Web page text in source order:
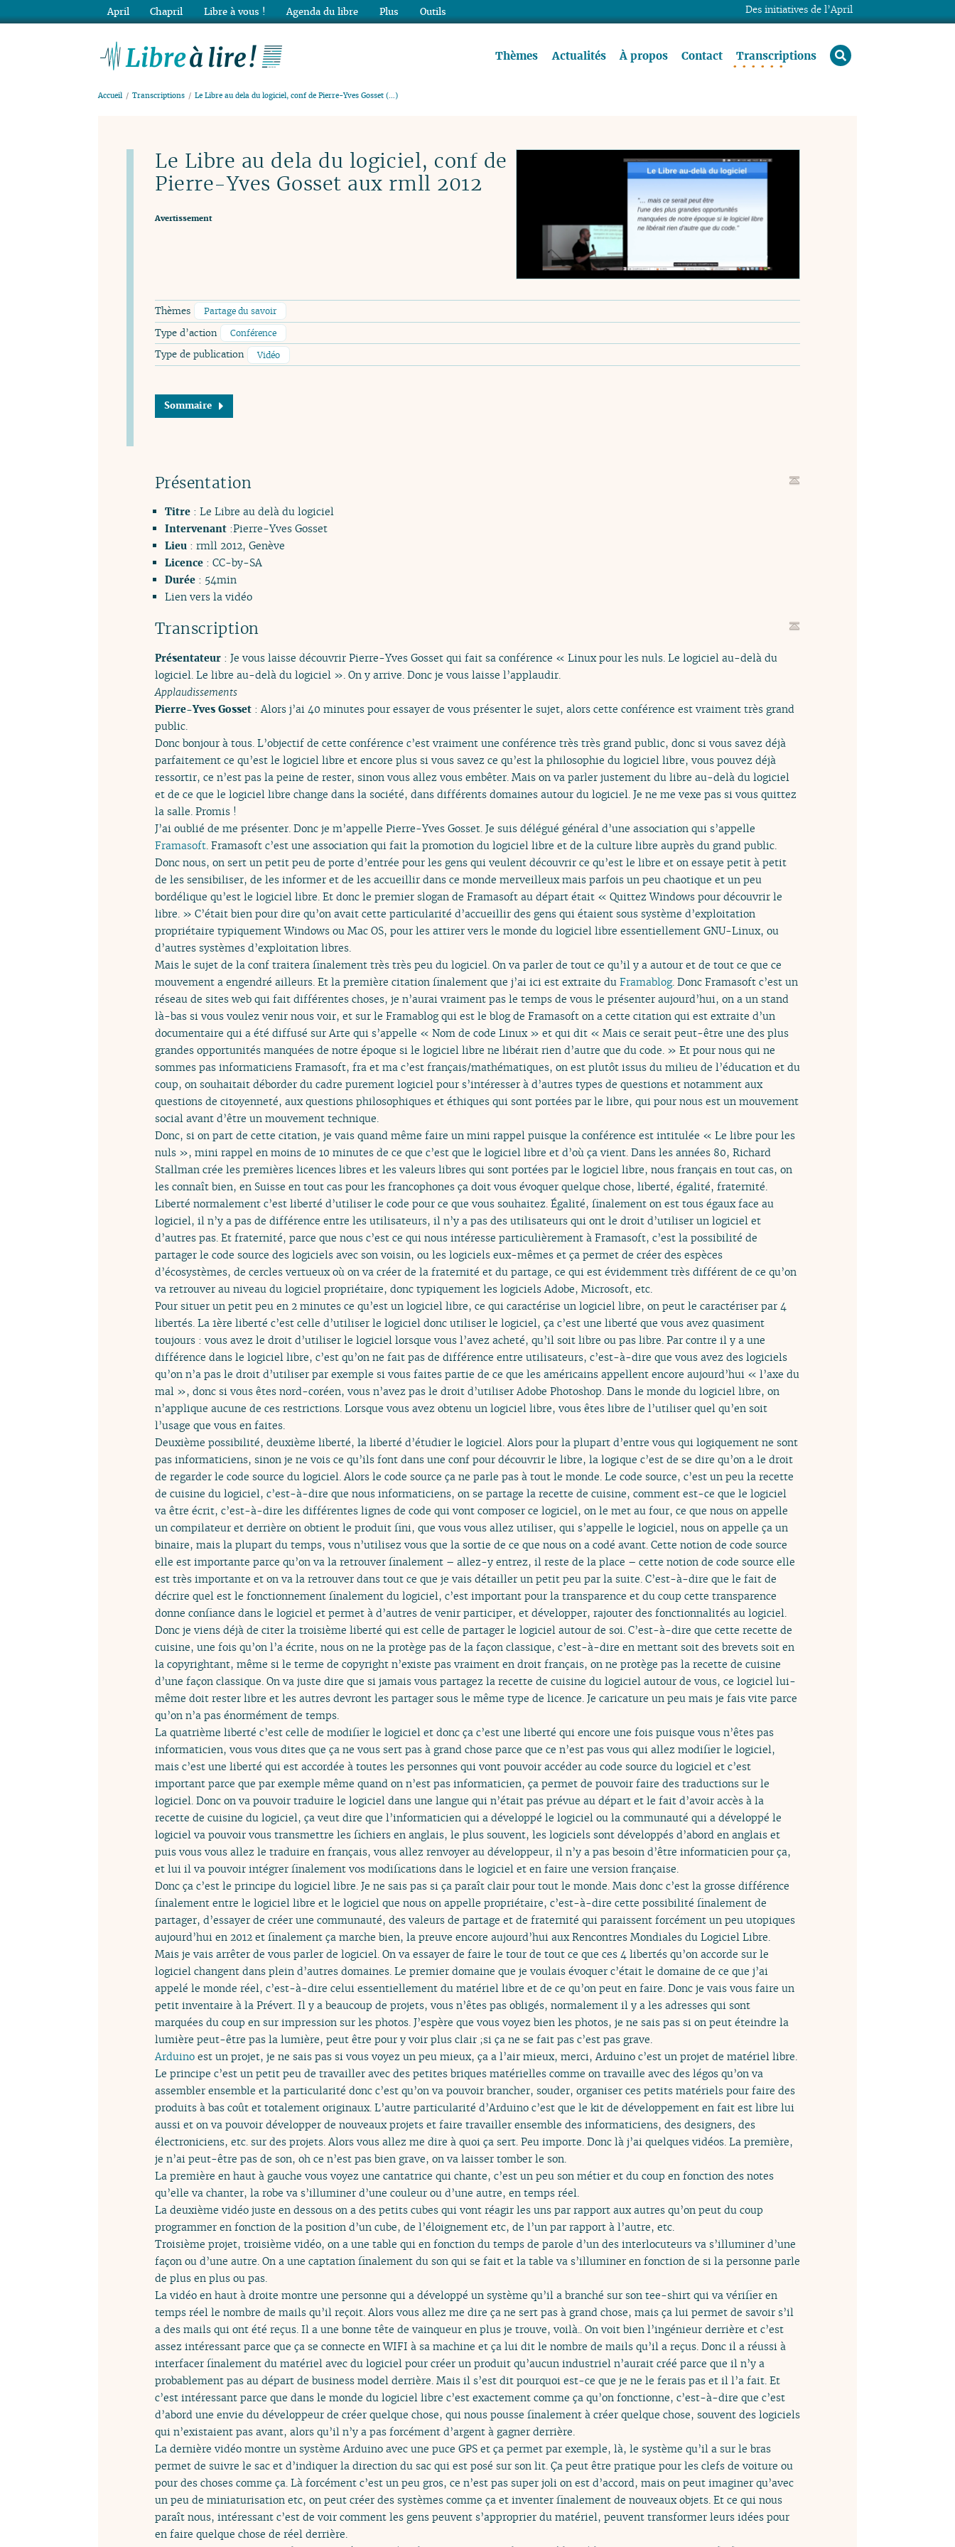
Thèmes Actualités À propos Contact Transcriptions rechercher
Accueil Transcriptions Le Libre au dela du logiciel, conf de Pierre-Yves Gosset (…)
Le Libre au dela du logiciel, conf de
Pierre-Yves Gosset aux rmll 2012
Avertissement
Thèmes Partage du savoir
Type d’action Conférence
Type de publication Vidéo
Sommaire
Présentation
Titre : Le Libre au delà du logiciel
Intervenant :Pierre-Yves Gosset
Lieu : rmll 2012, Genève
Licence : CC-by-SA
Durée : 54min
Lien vers la vidéo
Transcription
Présentateur : Je vous laisse découvrir Pierre-Yves Gosset qui fait sa conférence « Linux pour les nuls. Le logiciel au-delà du
logiciel. Le libre au-delà du logiciel ». On y arrive. Donc je vous laisse l’applaudir.
Applaudissements
Pierre-Yves Gosset : Alors j’ai 40 minutes pour essayer de vous présenter le sujet, alors cette conférence est vraiment très grand
public.
Donc bonjour à tous. L’objectif de cette conférence c’est vraiment une conférence très très grand public, donc si vous savez déjà
parfaitement ce qu’est le logiciel libre et encore plus si vous savez ce qu’est la philosophie du logiciel libre, vous pouvez déjà
ressortir, ce n’est pas la peine de rester, sinon vous allez vous embêter. Mais on va parler justement du libre au-delà du logiciel
et de ce que le logiciel libre change dans la société, dans différents domaines autour du logiciel. Je ne me vexe pas si vous quittez
la salle. Promis !
J’ai oublié de me présenter. Donc je m’appelle Pierre-Yves Gosset. Je suis délégué général d’une association qui s’appelle
Framasoft . Framasoft c’est une association qui fait la promotion du logiciel libre et de la culture libre auprès du grand public.
Donc nous, on sert un petit peu de porte d’entrée pour les gens qui veulent découvrir ce qu’est le libre et on essaye petit à petit
de les sensibiliser, de les informer et de les accueillir dans ce monde merveilleux mais parfois un peu chaotique et un peu
bordélique qu’est le logiciel libre. Et donc le premier slogan de Framasoft au départ était « Quittez Windows pour découvrir le
libre. » C’était bien pour dire qu’on avait cette particularité d’accueillir des gens qui étaient sous système d’exploitation
propriétaire typiquement Windows ou Mac OS, pour les attirer vers le monde du logiciel libre essentiellement GNU-Linux, ou
d’autres systèmes d’exploitation libres.
Mais le sujet de la conf traitera finalement très très peu du logiciel. On va parler de tout ce qu’il y a autour et de tout ce que ce
mouvement a engendré ailleurs. Et la première citation finalement que j’ai ici est extraite du Framablog. Donc Framasoft c’est un
réseau de sites web qui fait différentes choses, je n’aurai vraiment pas le temps de vous le présenter aujourd’hui, on a un stand
là-bas si vous voulez venir nous voir, et sur le Framablog qui est le blog de Framasoft on a cette citation qui est extraite d’un
documentaire qui a été diffusé sur Arte qui s’appelle « Nom de code Linux » et qui dit « Mais ce serait peut-être une des plus
grandes opportunités manquées de notre époque si le logiciel libre ne libérait rien d’autre que du code. » Et pour nous qui ne
sommes pas informaticiens Framasoft, fra et ma c’est français/mathématiques, on est plutôt issus du milieu de l’éducation et du
coup, on souhaitait déborder du cadre purement logiciel pour s’intéresser à d’autres types de questions et notamment aux
questions de citoyenneté, aux questions philosophiques et éthiques qui sont portées par le libre, qui pour nous est un mouvement
social avant d’être un mouvement technique.
Donc, si on part de cette citation, je vais quand même faire un mini rappel puisque la conférence est intitulée « Le libre pour les
nuls », mini rappel en moins de 10 minutes de ce que c’est que le logiciel libre et d’où ça vient. Dans les années 80, Richard
Stallman crée les premières licences libres et les valeurs libres qui sont portées par le logiciel libre, nous français en tout cas, on
les connaît bien, en Suisse en tout cas pour les francophones ça doit vous évoquer quelque chose, liberté, égalité, fraternité.
Liberté normalement c’est liberté d’utiliser le code pour ce que vous souhaitez. Égalité, finalement on est tous égaux face au
logiciel, il n’y a pas de différence entre les utilisateurs, il n’y a pas des utilisateurs qui ont le droit d’utiliser un logiciel et
d’autres pas. Et fraternité, parce que nous c’est ce qui nous intéresse particulièrement à Framasoft, c’est la possibilité de
partager le code source des logiciels avec son voisin, ou les logiciels eux-mêmes et ça permet de créer des espèces
d’écosystèmes, de cercles vertueux où on va créer de la fraternité et du partage, ce qui est évidemment très différent de ce qu’on
va retrouver au niveau du logiciel propriétaire, donc typiquement les logiciels Adobe, Microsoft, etc.
Pour situer un petit peu en 2 minutes ce qu’est un logiciel libre, ce qui caractérise un logiciel libre, on peut le caractériser par 4
libertés. La 1ère liberté c’est celle d’utiliser le logiciel donc utiliser le logiciel, ça c’est une liberté que vous avez quasiment
toujours : vous avez le droit d’utiliser le logiciel lorsque vous l’avez acheté, qu’il soit libre ou pas libre. Par contre il y a une
différence dans le logiciel libre, c’est qu’on ne fait pas de différence entre utilisateurs, c’est-à-dire que vous avez des logiciels
qu’on n’a pas le droit d’utiliser par exemple si vous faites partie de ce que les américains appellent encore aujourd’hui « l’axe du
mal », donc si vous êtes nord-coréen, vous n’avez pas le droit d’utiliser Adobe Photoshop. Dans le monde du logiciel libre, on
n’applique aucune de ces restrictions. Lorsque vous avez obtenu un logiciel libre, vous êtes libre de l’utiliser quel qu’en soit
l’usage que vous en faites.
Deuxième possibilité, deuxième liberté, la liberté d’étudier le logiciel. Alors pour la plupart d’entre vous qui logiquement ne sont
pas informaticiens, sinon je ne vois ce qu’ils font dans une conf pour découvrir le libre, la logique c’est de se dire qu’on a le droit
de regarder le code source du logiciel. Alors le code source ça ne parle pas à tout le monde. Le code source, c’est un peu la recette
de cuisine du logiciel, c’est-à-dire que nous informaticiens, on se partage la recette de cuisine, comment est-ce que le logiciel
va être écrit, c’est-à-dire les différentes lignes de code qui vont composer ce logiciel, on le met au four, ce que nous on appelle
un compilateur et derrière on obtient le produit fini, que vous vous allez utiliser, qui s’appelle le logiciel, nous on appelle ça un
binaire, mais la plupart du temps, vous n’utilisez vous que la sortie de ce que nous on a codé avant. Cette notion de code source
elle est importante parce qu’on va la retrouver finalement – allez-y entrez, il reste de la place – cette notion de code source elle
est très importante et on va la retrouver dans tout ce que je vais détailler un petit peu par la suite. C’est-à-dire que le fait de
décrire quel est le fonctionnement finalement du logiciel, c’est important pour la transparence et du coup cette transparence
donne confiance dans le logiciel et permet à d’autres de venir participer, et développer, rajouter des fonctionnalités au logiciel.
Donc je viens déjà de citer la troisième liberté qui est celle de partager le logiciel autour de soi. C’est-à-dire que cette recette de
cuisine, une fois qu’on l’a écrite, nous on ne la protège pas de la façon classique, c’est-à-dire en mettant soit des brevets soit en
la copyrightant, même si le terme de copyright n’existe pas vraiment en droit français, on ne protège pas la recette de cuisine
d’une façon classique. On va juste dire que si jamais vous partagez la recette de cuisine du logiciel autour de vous, ce logiciel lui-
même doit rester libre et les autres devront les partager sous le même type de licence. Je caricature un peu mais je fais vite parce
qu’on n’a pas énormément de temps.
La quatrième liberté c’est celle de modifier le logiciel et donc ça c’est une liberté qui encore une fois puisque vous n’êtes pas
informaticien, vous vous dites que ça ne vous sert pas à grand chose parce que ce n’est pas vous qui allez modifier le logiciel,
mais c’est une liberté qui est accordée à toutes les personnes qui vont pouvoir accéder au code source du logiciel et c’est
important parce que par exemple même quand on n’est pas informaticien, ça permet de pouvoir faire des traductions sur le
logiciel. Donc on va pouvoir traduire le logiciel dans une langue qui n’était pas prévue au départ et le fait d’avoir accès à la
recette de cuisine du logiciel, ça veut dire que l’informaticien qui a développé le logiciel ou la communauté qui a développé le
logiciel va pouvoir vous transmettre les fichiers en anglais, le plus souvent, les logiciels sont développés d’abord en anglais et
puis vous vous allez le traduire en français, vous allez renvoyer au développeur, il n’y a pas besoin d’être informaticien pour ça,
et lui il va pouvoir intégrer finalement vos modifications dans le logiciel et en faire une version française.
Donc ça c’est le principe du logiciel libre. Je ne sais pas si ça paraît clair pour tout le monde. Mais donc c’est la grosse différence
finalement entre le logiciel libre et le logiciel que nous on appelle propriétaire, c’est-à-dire cette possibilité finalement de
partager, d’essayer de créer une communauté, des valeurs de partage et de fraternité qui paraissent forcément un peu utopiques
aujourd’hui en 2012 et finalement ça marche bien, la preuve encore aujourd’hui aux Rencontres Mondiales du Logiciel Libre.
Mais je vais arrêter de vous parler de logiciel. On va essayer de faire le tour de tout ce que ces 4 libertés qu’on accorde sur le
logiciel changent dans plein d’autres domaines. Le premier domaine que je voulais évoquer c’était le domaine de ce que j’ai
appelé le monde réel, c’est-à-dire celui essentiellement du matériel libre et de ce qu’on peut en faire. Donc je vais vous faire un
petit inventaire à la Prévert. Il y a beaucoup de projets, vous n’êtes pas obligés, normalement il y a les adresses qui sont
marquées du coup en sur impression sur les photos. J’espère que vous voyez bien les photos, je ne sais pas si on peut éteindre la
lumière peut-être pas la lumière, peut être pour y voir plus clair ;si ça ne se fait pas c’est pas grave.
Arduino est un projet, je ne sais pas si vous voyez un peu mieux, ça a l’air mieux, merci, Arduino c’est un projet de matériel libre.
Le principe c’est un petit peu de travailler avec des petites briques matérielles comme on travaille avec des légos qu’on va
assembler ensemble et la particularité donc c’est qu’on va pouvoir brancher, souder, organiser ces petits matériels pour faire des
produits à bas coût et totalement originaux. L’autre particularité d’Arduino c’est que le kit de développement en fait est libre lui
aussi et on va pouvoir développer de nouveaux projets et faire travailler ensemble des informaticiens, des designers, des
électroniciens, etc. sur des projets. Alors vous allez me dire à quoi ça sert. Peu importe. Donc là j’ai quelques vidéos. La première,
je n’ai peut-être pas de son, oh ce n’est pas bien grave, on va laisser tomber le son.
La première en haut à gauche vous voyez une cantatrice qui chante, c’est un peu son métier et du coup en fonction des notes
qu’elle va chanter, la robe va s’illuminer d’une couleur ou d’une autre, en temps réel.
La deuxième vidéo juste en dessous on a des petits cubes qui vont réagir les uns par rapport aux autres qu’on peut du coup
programmer en fonction de la position d’un cube, de l’éloignement etc, de l’un par rapport à l’autre, etc.
Troisième projet, troisième vidéo, on a une table qui en fonction du temps de parole d’un des interlocuteurs va s’illuminer d’une
façon ou d’une autre. On a une captation finalement du son qui se fait et la table va s’illuminer en fonction de si la personne parle
de plus en plus ou pas.
La vidéo en haut à droite montre une personne qui a développé un système qu’il a branché sur son tee-shirt qui va vérifier en
temps réel le nombre de mails qu’il reçoit. Alors vous allez me dire ça ne sert pas à grand chose, mais ça lui permet de savoir s’il
a des mails qui ont été reçus. Il a une bonne tête de vainqueur en plus je trouve, voilà.. On voit bien l’ingénieur derrière et c’est
assez intéressant parce que ça se connecte en WIFI à sa machine et ça lui dit le nombre de mails qu’il a reçus. Donc il a réussi à
interfacer finalement du matériel avec du logiciel pour créer un produit qu’aucun industriel n’aurait créé parce que il n’y a
probablement pas au départ de business model derrière. Mais il s’est dit pourquoi est-ce que je ne le ferais pas et il l’a fait. Et
c’est intéressant parce que dans le monde du logiciel libre c’est exactement comme ça qu’on fonctionne, c’est-à-dire que c’est
d’abord une envie du développeur de créer quelque chose, qui nous pousse finalement à créer quelque chose, souvent des logiciels
qui n’existaient pas avant, alors qu’il n’y a pas forcément d’argent à gagner derrière.
La dernière vidéo montre un système Arduino avec une puce GPS et ça permet par exemple, là, le système qu’il a sur le bras
permet de suivre le sac et d’indiquer la direction du sac qui est posé sur son lit. Ça peut être pratique pour les clefs de voiture ou
pour des choses comme ça. Là forcément c’est un peu gros, ce n’est pas super joli on est d’accord, mais on peut imaginer qu’avec
un peu de miniaturisation etc, on peut créer des systèmes comme ça et inventer finalement de nouveaux objets. Et ce qui nous
paraît nous, intéressant c’est de voir comment les gens peuvent s’approprier du matériel, peuvent transformer leurs idées pour
en faire quelque chose de réel derrière.
Des initiatives de l’April
April Chapril Libre à vous ! Agenda du libre Plus Outils